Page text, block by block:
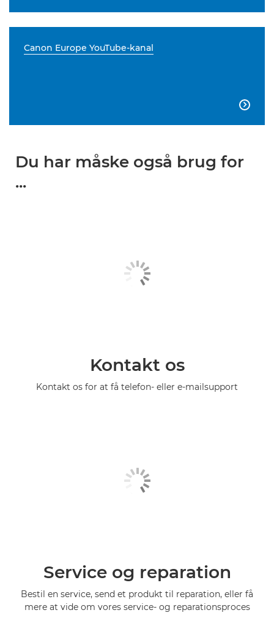
Canon Europe YouTube-kanal

Du har måske også brug for
...
Kontakt os
Kontakt os for at få telefon- eller e-mailsupport
Service og reparation
Bestil en service, send et produkt til reparation, eller få
mere at vide om vores service- og reparationsproces